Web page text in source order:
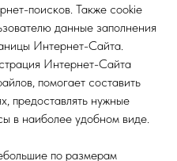
поисков. Также cookie
данные заполнения
Интернет-Сайта.
Интернет-Сайта
помогает составить
предоставлять нужные
в наиболее удобном виде.
по размерам